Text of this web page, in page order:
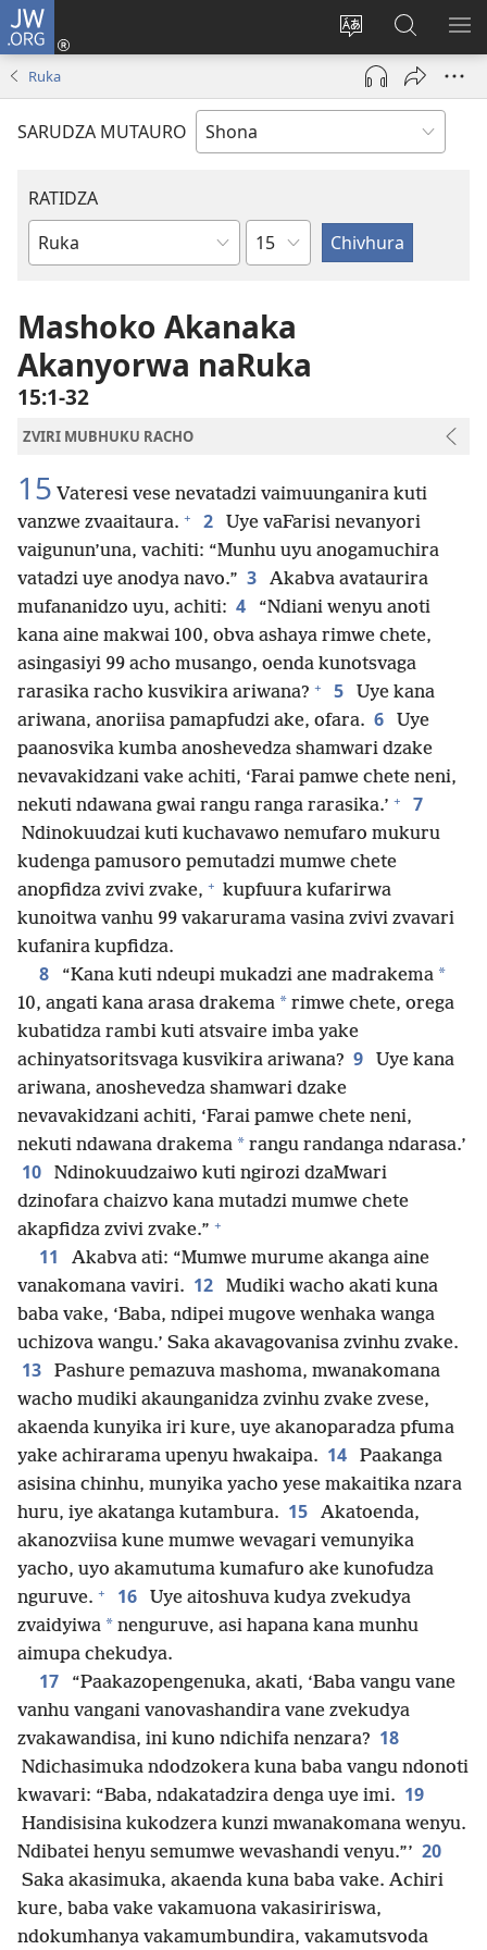
JW.ORG
Chinja
mutauro
Pinda
(opens
window)
Tsvaga
paJW.ORG
Ruka
SARUDZA MUTAURO
RATIDZA
Bhuku
Chitsauko
Mashoko Akanaka
Akanyorwa naRuka
15:1-32
ZVIRI MUBHUKU RACHO
15 Vateresi vese nevatadzi vaimuunganira kuti
vanzwe zvaaitaura. + 2
Uye vaFarisi nevanyori
vaigunun’una, vachiti: “Munhu uyu anogamuchira
vatadzi uye anodya navo.” 3
Akabva avataurira
mufananidzo uyu, achiti: 4
“Ndiani wenyu anoti
kana aine makwai 100, obva ashaya rimwe chete,
asingasiyi 99 acho musango, oenda kunotsvaga
rarasika racho kusvikira ariwana? + 5
Uye kana
ariwana, anoriisa pamapfudzi ake, ofara. 6
Uye
paanosvika kumba anoshevedza shamwari dzake
nevavakidzani vake achiti, ‘Farai pamwe chete neni,
nekuti ndawana gwai rangu ranga rarasika.’ + 7
Ndinokuudzai kuti kuchavawo nemufaro mukuru
kudenga pamusoro pemutadzi mumwe chete
anopfidza zvivi zvake, + kupfuura kufarirwa
kunoitwa vanhu 99 vakarurama vasina zvivi zvavari
kufanira kupfidza.
8 “Kana kuti ndeupi mukadzi ane madrakema *
10, angati kana arasa drakema * rimwe chete, orega
kubatidza rambi kuti atsvaire imba yake
achinyatsoritsvaga kusvikira ariwana? 9
Uye kana
ariwana, anoshevedza shamwari dzake
nevavakidzani achiti, ‘Farai pamwe chete neni,
nekuti ndawana drakema * rangu randanga ndarasa.’
10
Ndinokuudzaiwo kuti ngirozi dzaMwari
dzinofara chaizvo kana mutadzi mumwe chete
akapfidza zvivi zvake.” +
11
Akabva ati: “Mumwe murume akanga aine
vanakomana vaviri. 12
Mudiki wacho akati kuna
baba vake, ‘Baba, ndipei mugove wenhaka wanga
uchizova wangu.’ Saka akavagovanisa zvinhu zvake.
13
Pashure pemazuva mashoma, mwanakomana
wacho mudiki akaunganidza zvinhu zvake zvese,
akaenda kunyika iri kure, uye akanoparadza pfuma
yake achirarama upenyu hwakaipa. 14
Paakanga
asisina chinhu, munyika yacho yese makaitika nzara
huru, iye akatanga kutambura. 15
Akatoenda,
akanozviisa kune mumwe wevagari vemunyika
yacho, uyo akamutuma kumafuro ake kunofudza
nguruve. + 16
Uye aitoshuva kudya zvekudya
zvaidyiwa * nenguruve, asi hapana kana munhu
aimupa chekudya.
17
“Paakazopengenuka, akati, ‘Baba vangu vane
vanhu vangani vanovashandira vane zvekudya
zvakawandisa, ini kuno ndichifa nenzara? 18
Ndichasimuka ndodzokera kuna baba vangu ndonoti
kwavari: “Baba, ndakatadzira denga uye imi. 19
Handisisina kukodzera kunzi mwanakomana wenyu.
Ndibatei henyu semumwe wevashandi venyu.”’ 20
Saka akasimuka, akaenda kuna baba vake. Achiri
kure, baba vake vakamuona vakasiririswa,
ndokumhanya vakamumbundira, vakamutsvoda